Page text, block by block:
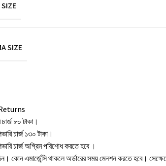
SIZE
চার্জ ৮০ টাকা।
চার্জ ১৩০ টাকা।
চার্জ অগ্রিম পরিশোধ করতে হবে ।
কোন এমার্জেন্সি থাকলে অর্ডারের সময় মেনশন করতে হবে।